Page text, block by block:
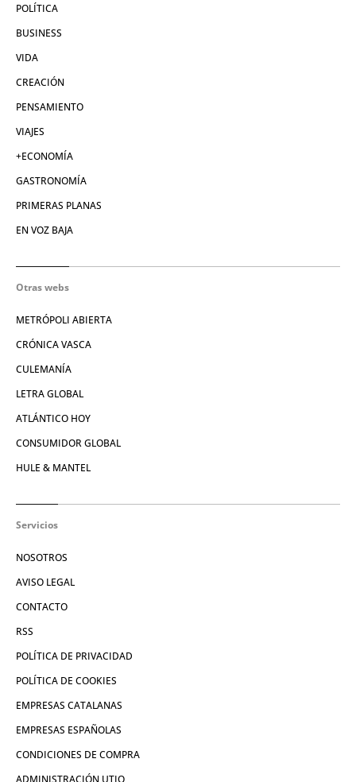
POLÍTICA
BUSINESS
VIDA
CREACIÓN
PENSAMIENTO
VIAJES
+ECONOMÍA
GASTRONOMÍA
PRIMERAS PLANAS
EN VOZ BAJA
Otras webs
METRÓPOLI ABIERTA
CRÓNICA VASCA
CULEMANÍA
LETRA GLOBAL
ATLÁNTICO HOY
CONSUMIDOR GLOBAL
HULE & MANTEL
Servicios
NOSOTROS
AVISO LEGAL
CONTACTO
RSS
POLÍTICA DE PRIVACIDAD
POLÍTICA DE COOKIES
EMPRESAS CATALANAS
EMPRESAS ESPAÑOLAS
CONDICIONES DE COMPRA
ADMINISTRACIÓN UTIQ